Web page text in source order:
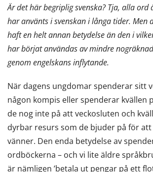
Är det här begriplig svenska? Tja, alla ord
har använts i svenskan i långa tider. Men
haft en helt annan betydelse än den i
har börjat användas av mindre
genom engelskans inflytande.
När dagens ungdomar spenderar sitt
någon kompis eller spenderar kvällen
de nog inte på att veckosluten och
dyrbar resurs som de bjuder på för att
vänner. Den enda betydelse av
ordböckerna – och vi lite äldre
är nämligen ’betala ut pengar på ett